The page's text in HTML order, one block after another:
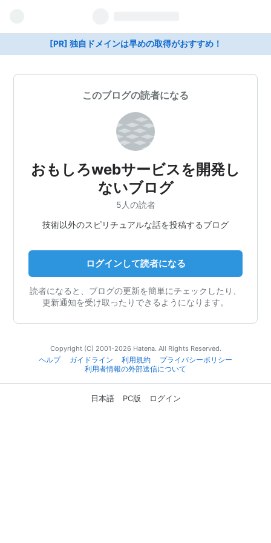
[PR] 独自ドメインは早めの取得がおすすめ！
このブログの読者になる
おもしろwebサービスを開発し
ないブログ
5人の読者
技術以外のスピリチュアルな話を投稿するブログ
ログインして読者になる
読者になると、ブログの更新を簡単にチェックしたり、
更新通知を受け取ったりできるようになります。
Copyright (C) 2001-2026 Hatena. All Rights Reserved.
ヘルプ
ガイドライン 利用規約
プライバシーポリシー
利用者情報の外部送信について
日本語 PC版 ログイン